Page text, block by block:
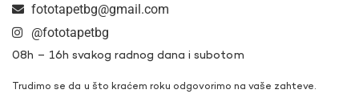
fototapetbg@gmail.com
@fototapetbg
08h – 16h svakog radnog dana i subotom
Trudimo se da u što kraćem roku odgovorimo na vaše zahteve.